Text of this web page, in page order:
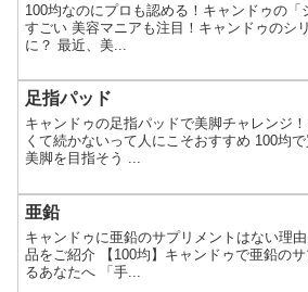
100均なのにプロも認める！キャンドゥの
すごい 美容マニアも注目！キャンドゥのシ
に？ 最近、美...
足指パッド
キャンドゥの足指パッドで美脚チャレンジ
くて続かないって人にこそおすすめ 100均
美脚を目指そう ...
亜鉛
キャンドゥに亜鉛のサプリメントはない理
品をご紹介 【100均】キャンドゥで亜鉛の
るあなたへ 「手...